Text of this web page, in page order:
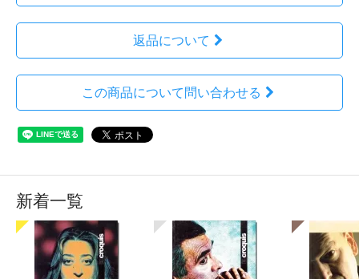
返品について
この商品について問い合わせる
新着一覧